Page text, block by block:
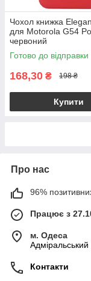
Чохол книжка
для Motorola G54
червоний
Готово до відправки
168,30 ₴ 198 ₴
Купити
Про нас
96%
Працює з
м. Одеса
Контакти